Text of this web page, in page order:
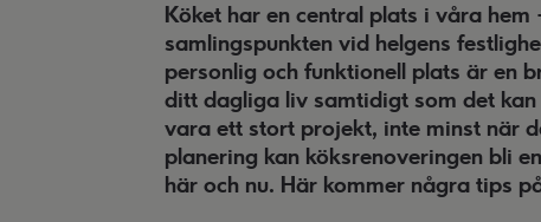
Köket har en central plats i våra
samlingspunkten vid helgens
personlig och funktionell plats är en
ditt dagliga liv samtidigt som det
vara ett stort projekt, inte minst när
planering kan köksrenoveringen bli
här och nu. Här kommer några tips